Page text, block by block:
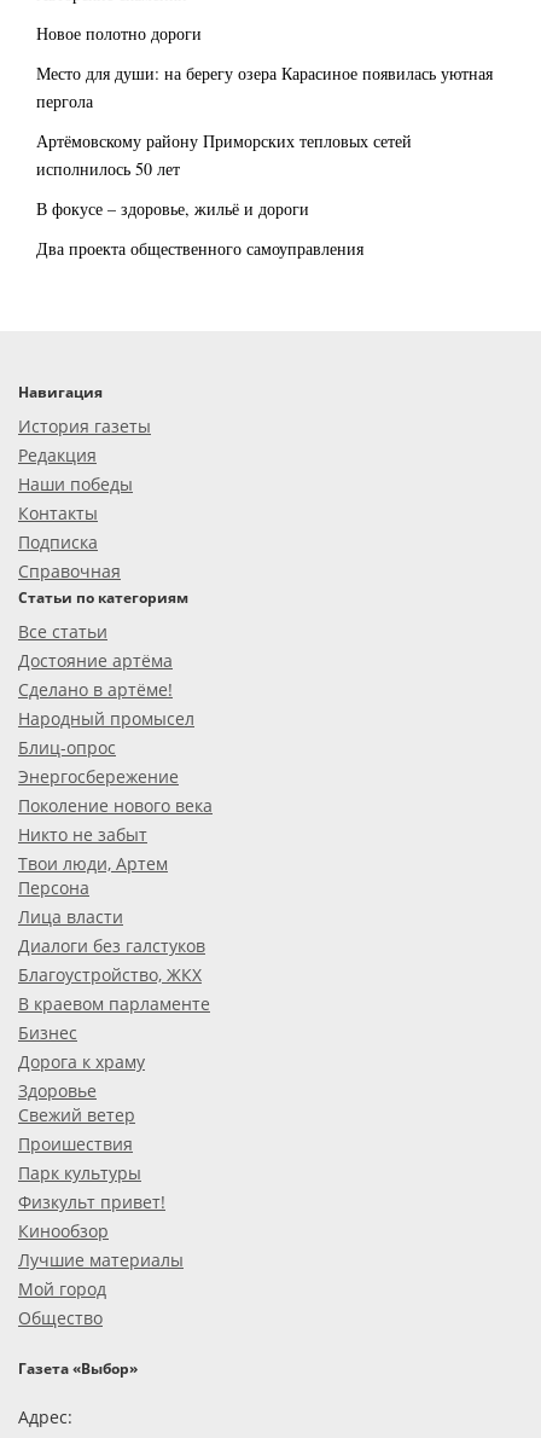
Новое полотно дороги
Место для души: на берегу озера Карасиное появилась уютная
пергола
Артёмовскому району Приморских тепловых сетей
исполнилось 50 лет
В фокусе – здоровье, жильё и дороги
Два проекта общественного самоуправления
Навигация
История газеты
Редакция
Наши победы
Контакты
Подписка
Справочная
Статьи по категориям
Все статьи
Достояние артёма
Сделано в артёме!
Народный промысел
Блиц-опрос
Энергосбережение
Поколение нового века
Никто не забыт
Твои люди, Артем
Персона
Лица власти
Диалоги без галстуков
Благоустройство, ЖКХ
В краевом парламенте
Бизнес
Дорога к храму
Здоровье
Свежий ветер
Проишествия
Парк культуры
Физкульт привет!
Кинообзор
Лучшие материалы
Мой город
Общество
Газета «Выбор»
Адрес: